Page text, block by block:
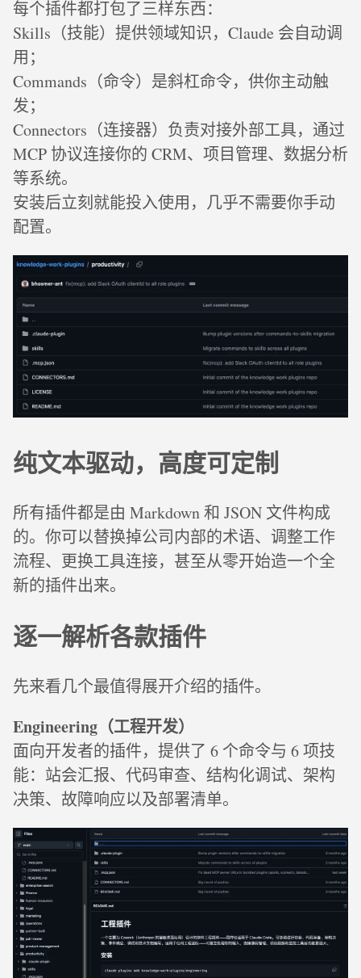
每个插件都打包了三样东西：
Skills（技能）提供领域知识，Claude 会自动调
用；
Commands（命令）是斜杠命令，供你主动触
发；
Connectors（连接器）负责对接外部工具，通过
MCP 协议连接你的 CRM、项目管理、数据分析
等系统。
安装后立刻就能投入使用，几乎不需要你手动
配置。
纯文本驱动，高度可定制
所有插件都是由 Markdown 和 JSON 文件构成
的。你可以替换掉公司内部的术语、调整工作
流程、更换工具连接，甚至从零开始造一个全
新的插件出来。
逐一解析各款插件
先来看几个最值得展开介绍的插件。
Engineering（工程开发）
面向开发者的插件，提供了 6 个命令与 6 项技
能：站会汇报、代码审查、结构化调试、架构
决策、故障响应以及部署清单。